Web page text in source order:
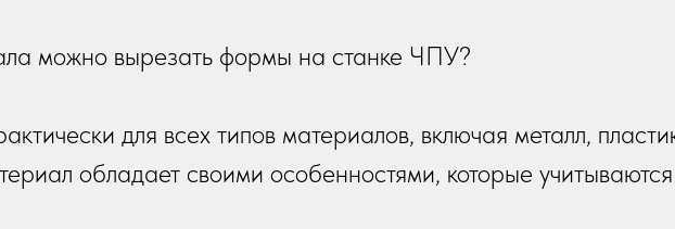
можно вырезать формы на станке ЧПУ?
для всех типов материалов, включая металл,
обладает своими особенностями, которые